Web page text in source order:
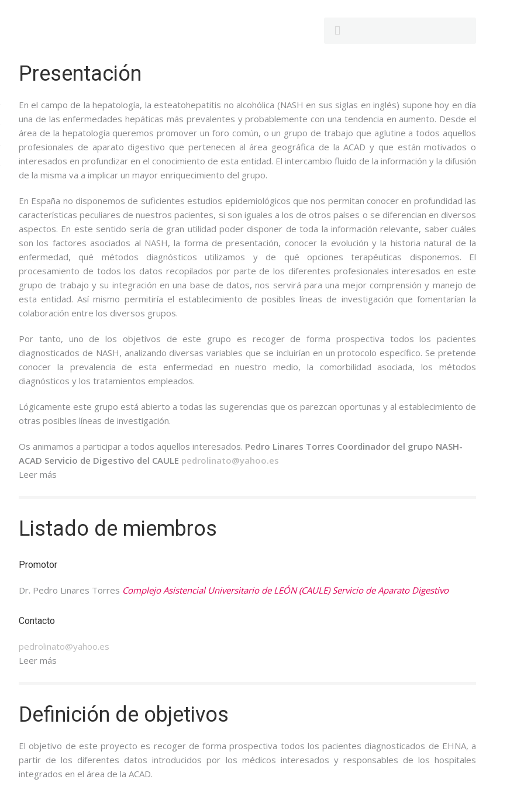
Presentación
En el campo de la hepatología, la esteatohepatitis no alcohólica (NASH en sus siglas en inglés) supone hoy en día
una de las enfermedades hepáticas más prevalentes y probablemente con una tendencia en aumento. Desde el
área de la hepatología queremos promover un foro común, o un grupo de trabajo que aglutine a todos aquellos
profesionales de aparato digestivo que pertenecen al área geográfica de la ACAD y que están motivados o
interesados en profundizar en el conocimiento de esta entidad. El intercambio fluido de la información y la difusión
de la misma va a implicar un mayor enriquecimiento del grupo.
En España no disponemos de suficientes estudios epidemiológicos que nos permitan conocer en profundidad las
características peculiares de nuestros pacientes, si son iguales a los de otros países o se diferencian en diversos
aspectos. En este sentido sería de gran utilidad poder disponer de toda la información relevante, saber cuáles
son los factores asociados al NASH, la forma de presentación, conocer la evolución y la historia natural de la
enfermedad, qué métodos diagnósticos utilizamos y de qué opciones terapéuticas disponemos. El
procesamiento de todos los datos recopilados por parte de los diferentes profesionales interesados en este
grupo de trabajo y su integración en una base de datos, nos servirá para una mejor comprensión y manejo de
esta entidad. Así mismo permitiría el establecimiento de posibles líneas de investigación que fomentarían la
colaboración entre los diversos grupos.
Por tanto, uno de los objetivos de este grupo es recoger de forma prospectiva todos los pacientes
diagnosticados de NASH, analizando diversas variables que se incluirían en un protocolo específico. Se pretende
conocer la prevalencia de esta enfermedad en nuestro medio, la comorbilidad asociada, los métodos
diagnósticos y los tratamientos empleados.
Lógicamente este grupo está abierto a todas las sugerencias que os parezcan oportunas y al establecimiento de
otras posibles líneas de investigación.
Os animamos a participar a todos aquellos interesados. Pedro Linares Torres Coordinador del grupo NASH-
ACAD Servicio de Digestivo del CAULE pedrolinato@yahoo.es
Leer más
Listado de miembros
Promotor
Dr. Pedro Linares Torres Complejo Asistencial Universitario de LEÓN (CAULE) Servicio de Aparato Digestivo
Contacto
pedrolinato@yahoo.es
Leer más
Definición de objetivos
El objetivo de este proyecto es recoger de forma prospectiva todos los pacientes diagnosticados de EHNA, a
partir de los diferentes datos introducidos por los médicos interesados y responsables de los hospitales
integrados en el área de la ACAD.